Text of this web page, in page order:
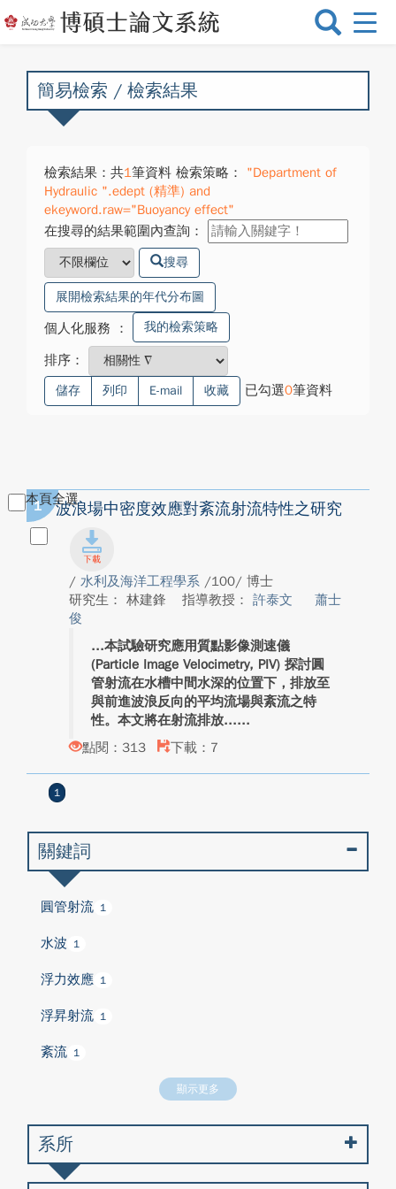
選
換
簡易檢索 / 檢索結果
檢索結果：共1筆資料 檢索策略：
"Department of
Hydraulic ".edept (精準) and
ekeyword.raw="Buoyancy effect"
在搜尋的結果範圍內查詢：
搜尋
展開檢索結果的年代分布圖
個人化服務 ： 我的檢索策略
排序：
儲存 列印 E-mail 收藏 已勾選0筆資料
本頁全選
1 波浪場中密度效應對紊流射流特性之研究
/ 水利及海洋工程學系 /100/ 博士
研究生： 林建鋒
指導教授： 許泰文
蕭士
俊
本試驗研究應用質點影像測速儀
(Particle Image Velocimetry, PIV) 探討圓
管射流在水槽中間水深的位置下，排放至
與前進波浪反向的平均流場與紊流之特
性。本文將在射流排放...
點閱：313
下載：7
1
關鍵詞
圓管射流 1
水波 1
浮力效應 1
浮昇射流 1
紊流 1
顯示更多
系所